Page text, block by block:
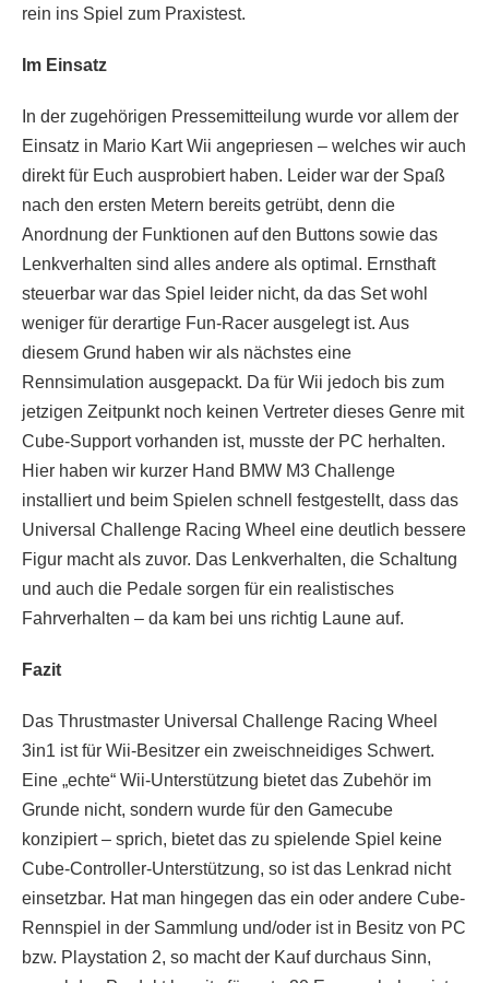
rein ins Spiel zum Praxistest.
Im Einsatz
In der zugehörigen Pressemitteilung wurde vor allem der
Einsatz in Mario Kart Wii angepriesen – welches wir auch
direkt für Euch ausprobiert haben. Leider war der Spaß
nach den ersten Metern bereits getrübt, denn die
Anordnung der Funktionen auf den Buttons sowie das
Lenkverhalten sind alles andere als optimal. Ernsthaft
steuerbar war das Spiel leider nicht, da das Set wohl
weniger für derartige Fun-Racer ausgelegt ist. Aus
diesem Grund haben wir als nächstes eine
Rennsimulation ausgepackt. Da für Wii jedoch bis zum
jetzigen Zeitpunkt noch keinen Vertreter dieses Genre mit
Cube-Support vorhanden ist, musste der PC herhalten.
Hier haben wir kurzer Hand BMW M3 Challenge
installiert und beim Spielen schnell festgestellt, dass das
Universal Challenge Racing Wheel eine deutlich bessere
Figur macht als zuvor. Das Lenkverhalten, die Schaltung
und auch die Pedale sorgen für ein realistisches
Fahrverhalten – da kam bei uns richtig Laune auf.
Fazit
Das Thrustmaster Universal Challenge Racing Wheel
3in1 ist für Wii-Besitzer ein zweischneidiges Schwert.
Eine „echte“ Wii-Unterstützung bietet das Zubehör im
Grunde nicht, sondern wurde für den Gamecube
konzipiert – sprich, bietet das zu spielende Spiel keine
Cube-Controller-Unterstützung, so ist das Lenkrad nicht
einsetzbar. Hat man hingegen das ein oder andere Cube-
Rennspiel in der Sammlung und/oder ist in Besitz von PC
bzw. Playstation 2, so macht der Kauf durchaus Sinn,